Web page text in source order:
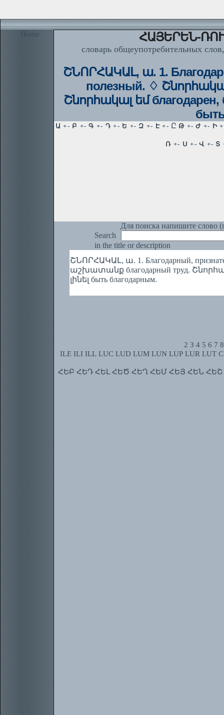
Home ՀԱՅԵՐԵՆ-
словарь общеупотребительных
ՇՆՈՐՀԱԿԱԼ, ա. 1.
полезный. ♢
Շնորհակալ եմ благодарен,
Для поиска напишите слово
Search
in the title or description
ՇՆՈՐՀԱԿԱԼ, ա. 1. Благодарный,
աշխատանք благодарный труд.
լինել быть благодарным.
2 3 4 5 6 7 8
ILE ILI ILL LUC LUD LUM LUN LUP LUR LUT
ՀԵԲ ՀԵԴ ՀԵԼ ՀԵԾ ՀԵՂ ՀԵՄ ՀԵՅ ՀԵՆ ՀԵՇ